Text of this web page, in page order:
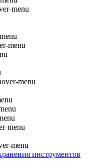
инструментов